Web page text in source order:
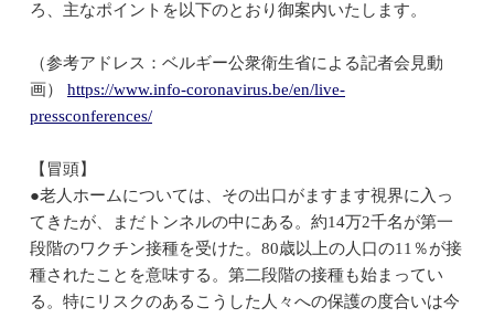
ろ、主なポイントを以下のとおり御案内いたします。
（参考アドレス：ベルギー公衆衛生省による記者会見動
画） https://www.info-coronavirus.be/en/live-
pressconferences/
【冒頭】
●老人ホームについては、その出口がますます視界に入っ
てきたが、まだトンネルの中にある。約14万2千名が第一
段階のワクチン接種を受けた。80歳以上の人口の11％が接
種されたことを意味する。第二段階の接種も始まってい
る。特にリスクのあるこうした人々への保護の度合いは今